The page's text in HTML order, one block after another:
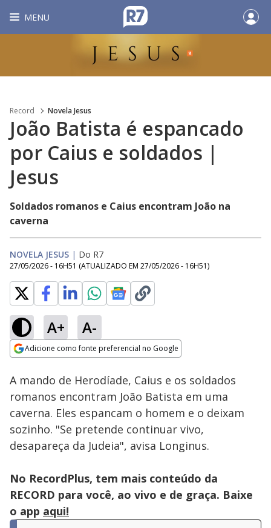
MENU
Record Novela Jesus
João Batista é espancado
por Caius e soldados |
Jesus
Soldados romanos e Caius encontram João na
caverna
NOVELA JESUS | Do R7
27/05/2026 - 16H51 (ATUALIZADO EM 27/05/2026 - 16H51)
A+ A-
Adicione como fonte preferencial no Google
Ativar
100.00%
A mando de Herodíade, Caius e os soldados
romanos encontram João Batista em uma
caverna. Eles espancam o homem e o deixam
sozinho. "Se pretende continuar vivo,
desapareça da Judeia", avisa Longinus.
No RecordPlus, tem mais conteúdo da
RECORD para você, ao vivo e de graça. Baixe
o app aqui!